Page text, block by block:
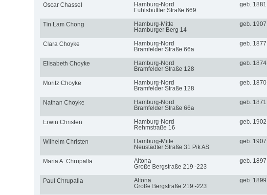
Oscar Chassel
Hamburg-Nord
Fuhlsbüttler Straße 669
geb. 1881
Tin Lam Chong
Hamburg-Mitte
Hamburger Berg 14
geb. 1907
Clara Choyke
Hamburg-Nord
Bramfelder Straße 66a
geb. 1877
Elisabeth Choyke
Hamburg-Nord
Bramfelder Straße 128
geb. 1874
Moritz Choyke
Hamburg-Nord
Bramfelder Straße 128
geb. 1870
Nathan Choyke
Hamburg-Nord
Bramfelder Straße 66a
geb. 1871
Erwin Christen
Hamburg-Nord
Rehmstraße 16
geb. 1902
Wilhelm Christen
Hamburg-Mitte
Neustädter Straße 31 Pik AS
geb. 1907
Maria A. Chrupalla
Altona
Große Bergstraße 219 -223
geb. 1897
Paul Chrupalla
Altona
Große Bergstraße 219 -223
geb. 1899